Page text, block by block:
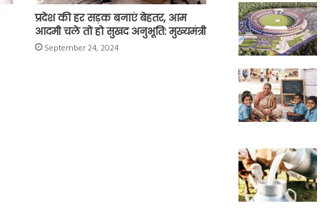
प्रदेश की हर सड़क बनाएं बेहतर, आम
आदमी चले तो हो सुखद अनुभूति: मुख्यमंत्री
September 24, 2024